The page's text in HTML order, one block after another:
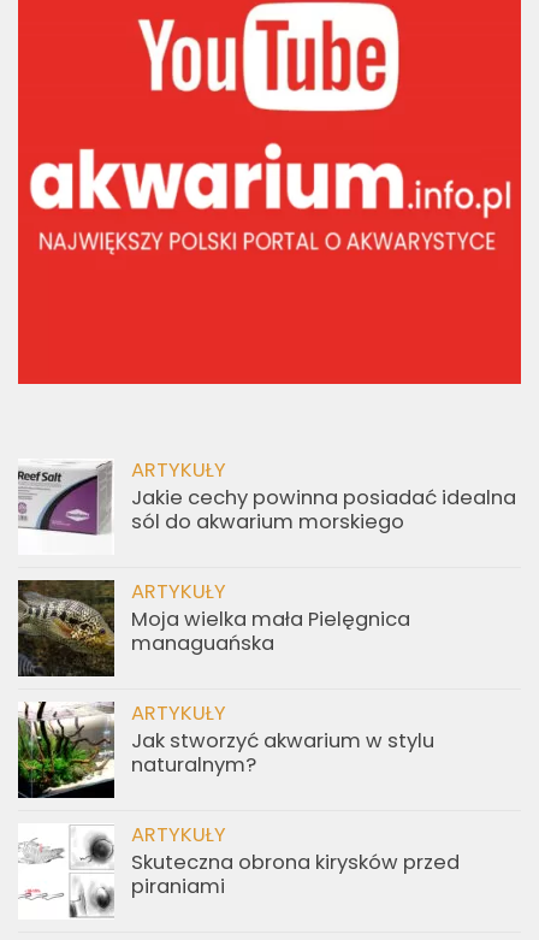
ARTYKUŁY
Jakie cechy powinna posiadać idealna
sól do akwarium morskiego
ARTYKUŁY
Moja wielka mała Pielęgnica
managuańska
ARTYKUŁY
Jak stworzyć akwarium w stylu
naturalnym?
ARTYKUŁY
Skuteczna obrona kirysków przed
piraniami